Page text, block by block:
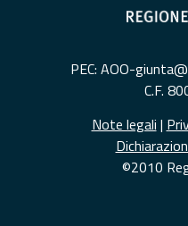
PEC: AOO-
C.F.
Note legali |
©2010